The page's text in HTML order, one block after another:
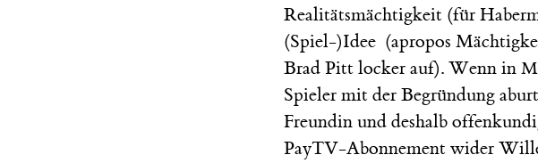
Realitätsmächtigkeit (für
(Spiel-)Idee (apropos
Brad Pitt locker auf). Wenn in
Spieler mit der Begründung
Freundin und deshalb
PayTV-Abonnement wider